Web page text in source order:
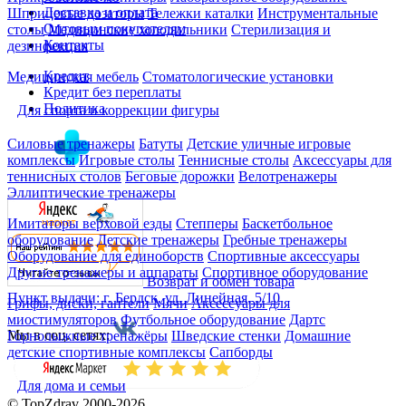
Шприцевые дозаторы Тележки каталки Инструментальные
столы Медицинские холодильники Стерилизация и
дезинфекция
Медицинская мебель Стоматологические установки
Для спорта и коррекции фигуры
Силовые тренажеры Батуты Детские уличные игровые
комплексы Игровые столы Теннисные столы Аксессуары для
теннисных столов Беговые дорожки Велотренажеры
Эллиптические тренажеры
Имитаторы верховой езды Степперы Баскетбольное
оборудование Детские тренажеры Гребные тренажеры
Оборудование для единоборств Спортивные аксессуары
Другие тренажеры и аппараты Спортивное оборудование
Грифы, диски, гантели Мячи Аксессуары для
миостимуляторов Футбольное оборудование Дартс
Горнолыжные тренажёры Шведские стенки Домашние
детские спортивные комплексы Сапборды
Для дома и семьи
Доставка и оплата
Оптовым покупателям
Контакты
Кредит
Кредит без переплаты
Политика
Возврат и обмен товара
Пункт выдачи: г. Бердск, ул. Линейная, 5/10
Мы в соц. сетях: